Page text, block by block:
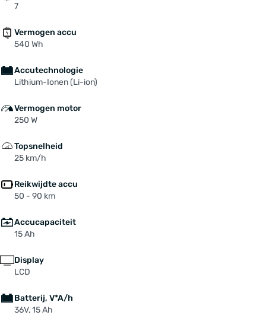
7
Vermogen accu
540 Wh
Accutechnologie
Lithium-Ionen (Li-ion)
Vermogen motor
250 W
Topsnelheid
25 km/h
Reikwijdte accu
50 - 90 km
Accucapaciteit
15 Ah
Display
LCD
Batterij, V*A/h
36V, 15 Ah